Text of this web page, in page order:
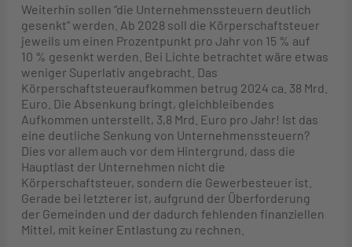
Weiterhin sollen “die Unternehmenssteuern deutlich
gesenkt” werden. Ab 2028 soll die Körperschaftsteuer
jeweils um einen Prozentpunkt pro Jahr von 15 % auf
10 % gesenkt werden. Bei Lichte betrachtet wäre etwas
weniger Superlativ angebracht. Das
Körperschaftsteueraufkommen betrug 2024 ca. 38 Mrd.
Euro. Die Absenkung bringt, gleichbleibendes
Aufkommen unterstellt, 3,8 Mrd. Euro pro Jahr! Ist das
eine deutliche Senkung von Unternehmenssteuern?
Dies vor allem auch vor dem Hintergrund, dass die
Hauptlast der Unternehmen nicht die
Körperschaftsteuer, sondern die Gewerbesteuer ist.
Gerade bei letzterer ist, aufgrund der Überforderung
der Gemeinden und der dadurch fehlenden finanziellen
Mittel, mit keiner Entlastung zu rechnen.